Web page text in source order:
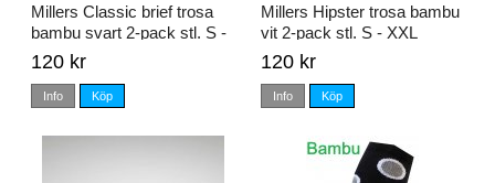
Millers Classic brief trosa
bambu svart 2-pack stl. S -
XXL
120 kr
Info Köp
Millers Hipster trosa bambu
vit 2-pack stl. S - XXL
120 kr
Info Köp